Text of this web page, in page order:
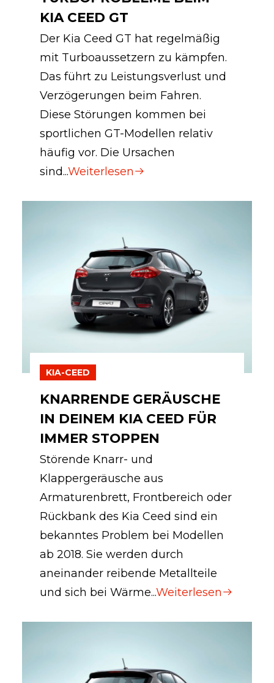
KIA CEED GT
Der Kia Ceed GT hat regelmäßig
mit Turboaussetzern zu kämpfen.
Das führt zu Leistungsverlust und
Verzögerungen beim Fahren.
Diese Störungen kommen bei
sportlichen GT-Modellen relativ
häufig vor. Die Ursachen
sind...Weiterlesen
KIA-CEED
KNARRENDE GERÄUSCHE
IN DEINEM KIA CEED FÜR
IMMER STOPPEN
Störende Knarr- und
Klappergeräusche aus
Armaturenbrett, Frontbereich oder
Rückbank des Kia Ceed sind ein
bekanntes Problem bei Modellen
ab 2018. Sie werden durch
aneinander reibende Metallteile
und sich bei Wärme...Weiterlesen